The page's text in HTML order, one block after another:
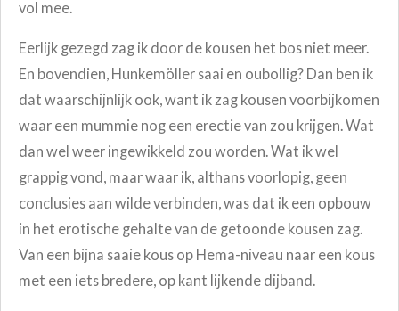
vol mee.
Eerlijk gezegd zag ik door de kousen het bos niet meer.
En bovendien, Hunkemöller saai en oubollig? Dan ben ik
dat waarschijnlijk ook, want ik zag kousen voorbijkomen
waar een mummie nog een erectie van zou krijgen. Wat
dan wel weer ingewikkeld zou worden. Wat ik wel
grappig vond, maar waar ik, althans voorlopig, geen
conclusies aan wilde verbinden, was dat ik een opbouw
in het erotische gehalte van de getoonde kousen zag.
Van een bijna saaie kous op Hema-niveau naar een kous
met een iets bredere, op kant lijkende dijband.